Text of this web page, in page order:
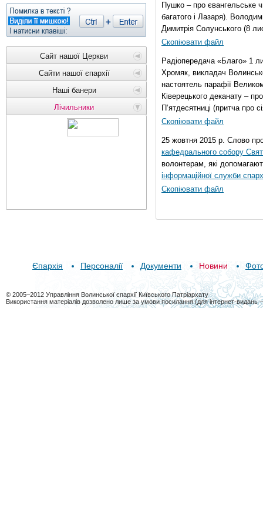
Сайт нашої Церкви
Сайти нашої єпархії
Наші банери
Лічильники
Пушко – про євангельське
багатого і Лазаря).
Димитрія Солунського (8
Скопіювати файл
Радіопередача «Благо» 1
Хромяк, викладач
настоятель парафії
Ківерецького деканату –
П’ятдесятниці (притча про
Скопіювати файл
25 жовтня 2015 р. Слово
кафедрального собору
волонтерам, які
інформаційної служби
Скопіювати файл
Єпархія Персоналії Документи Новини
© 2005–2012 Управління Волинської єпархії Київського Патріархату
Використання матеріалів дозволено лише за умови посилання (для інтернет-видань